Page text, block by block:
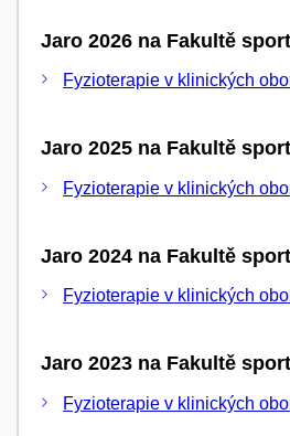
Jaro 2026 na Fakultě
Fyzioterapie v klinických
Jaro 2025 na Fakultě
Fyzioterapie v klinických
Jaro 2024 na Fakultě
Fyzioterapie v klinických
Jaro 2023 na Fakultě
Fyzioterapie v klinických